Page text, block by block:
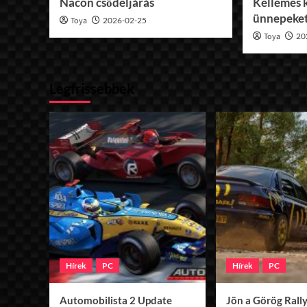
Toya 2026-02-25
Toya
Hírek PC
Automobilista 2 Update
Hírek PC
Jön a Görög